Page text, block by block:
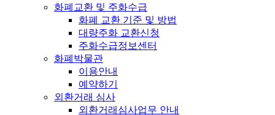
화폐교환 및 주화수급
화폐 교환 기준 및 방법
대량주화 교환신청
주화수급정보센터
화폐박물관
이용안내
예약하기
외환거래 심사
외환거래심사업무 안내